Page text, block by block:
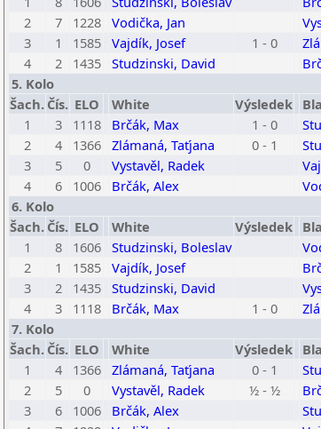
2
7 1228 Vodička, Jan
3
1 1585 Vajdík, Josef 1 - 0
4
2 1435 Studzinski, David
5. Kolo
Šach. Čís. ELO White Výsledek
1
3 1118 Brčák, Max 1 - 0
2
4 1366 Zlámaná, Taťjana 0 - 1
3
5 0 Vystavěl, Radek
4
6 1006 Brčák, Alex
6. Kolo
Šach. Čís. ELO White Výsledek
1
8 1606 Studzinski, Boleslav
2
1 1585 Vajdík, Josef
3
2 1435 Studzinski, David
4
3 1118 Brčák, Max 1 - 0
7. Kolo
Šach. Čís. ELO White Výsledek
1
4 1366 Zlámaná, Taťjana 0 - 1
2
5 0 Vystavěl, Radek ½ - ½
3
6 1006 Brčák, Alex